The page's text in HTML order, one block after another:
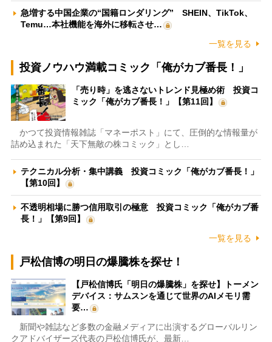
急増する中国企業の“国籍ロンダリング” SHEIN、TikTok、
Temu…本社機能を海外に移転させ…
一覧を見る
投資ノウハウ満載コミック「俺がカブ番長！」
「売り時」を逃さないトレンド見極め術 投資コ
ミック「俺がカブ番長！」【第11回】
かつて投資情報雑誌「マネーポスト」にて、圧倒的な情報量が
詰め込まれた「天下無敵の株コミック」とし…
テクニカル分析・集中講義 投資コミック「俺がカブ番長！」
【第10回】
不透明相場に勝つ信用取引の極意 投資コミック「俺がカブ番
長！」【第9回】
一覧を見る
戸松信博の明日の爆騰株を探せ！
【戸松信博氏「明日の爆騰株」を探せ】トーメン
デバイス：サムスンを通じて世界のAIメモリ需
要…
新聞や雑誌など多数の金融メディアに出演するグローバルリン
クアドバイザーズ代表の戸松信博氏が、最新…